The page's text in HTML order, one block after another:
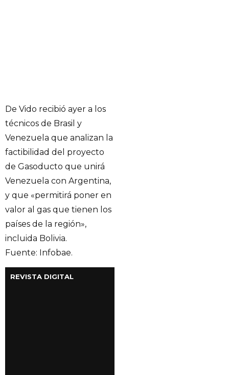
De Vido recibió ayer a los
técnicos de Brasil y
Venezuela que analizan la
factibilidad del proyecto
de Gasoducto que unirá
Venezuela con Argentina,
y que «permitirá poner en
valor al gas que tienen los
países de la región»,
incluida Bolivia.
Fuente: Infobae.
REVISTA DIGITAL